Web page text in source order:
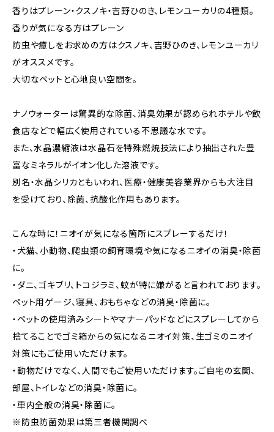
香りはプレーン・クスノキ・吉野ひのき、レモンユーカリの4種類。
香りが気になる方はプレーン
防虫や癒しをお求めの方はクスノキ、吉野ひのき、レモンユーカリ
がオススメです。
大切なペットと心地良い空間を。
ナノウォーターは驚異的な除菌、消臭効果が認められホテルや飲
食店などで幅広く使用されている不思議な水です。
また、水晶濃縮液は水晶石を特殊燃焼技法により抽出された豊
富なミネラルがイオン化した溶液です。
別名・水晶シリカともいわれ、医療・健康美容業界からも大注目
を受けており、除菌、抗酸化作用もあります。
こんな時に！ニオイが気になる箇所にスプレーするだけ！
・犬猫、小動物、爬虫類の飼育環境や気になるニオイの消臭・除菌
に。
・ダニ、ゴキブリ、トコジラミ、蚊が特に嫌がると言われております。
ペット用ゲージ、寝具、おもちゃなどの消臭・除菌に。
・ペットの使用済みシートやマナーパッドなどにスプレーしてから
捨てることでゴミ箱からの気になるニオイ対策、生ゴミのニオイ
対策にもご使用いただけます。
・動物だけでなく、人間でもご使用いただけます。ご自宅の玄関、
部屋、トイレなどの消臭・除菌に。
・車内全般の消臭・除菌に。
※防虫防菌効果は第三者機関調べ